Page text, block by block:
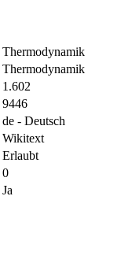
Thermodynamik
Thermodynamik
1.602
9446
de - Deutsch
Wikitext
Erlaubt
0
Ja